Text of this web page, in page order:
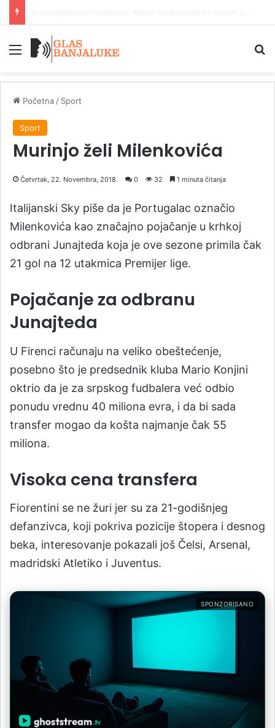
Meni
Početna / Sport
Sport
Murinjo želi Milenkovića
Četvrtak, 22. Novembra, 2018. 0 32 1 minuta čitanja
Italijanski Sky piše da je Portugalac označio
Milenkovića kao značajno pojačanje u krhkoj
odbrani Junajteda koja je ove sezone primila čak
21 gol na 12 utakmica Premijer lige.
Pojačanje za odbranu
Junajteda
U Firenci računaju na veliko obeštećenje,
posebno što je predsednik kluba Mario Konjini
oktrio da je za srpskog fudbalera već odbio
ponudu vrednu 40 miliona evra, i da bi sada
transfer mogao da košta najmanje čak 55
miliona.
Visoka cena transfera
Fiorentini se ne žuri jer su za 21-godišnjeg
defanzivca, koji pokriva pozicije štopera i desnog
beka, interesovanje pokazali još Čelsi, Arsenal,
madridski Atletiko i Juventus.
SPONZORISANO